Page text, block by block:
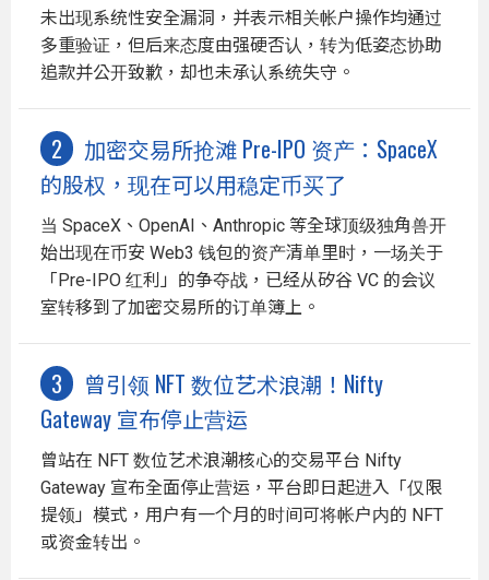
未出现系统性安全漏洞，并表示相关帐户操作均通过
多重验证，但后来态度由强硬否认，转为低姿态协助
追款并公开致歉，却也未承认系统失守。
加密交易所抢滩 Pre-IPO 资产：SpaceX
的股权，现在可以用稳定币买了
当 SpaceX、OpenAI、Anthropic 等全球顶级独角兽开
始出现在币安 Web3 钱包的资产清单里时，一场关于
「Pre-IPO 红利」的争夺战，已经从矽谷 VC 的会议
室转移到了加密交易所的订单簿上。
曾引领 NFT 数位艺术浪潮！Nifty
Gateway 宣布停止营运
曾站在 NFT 数位艺术浪潮核心的交易平台 Nifty
Gateway 宣布全面停止营运，平台即日起进入「仅限
提领」模式，用户有一个月的时间可将帐户内的 NFT
或资金转出。